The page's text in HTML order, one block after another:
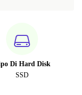
Di Hard Disk
SSD